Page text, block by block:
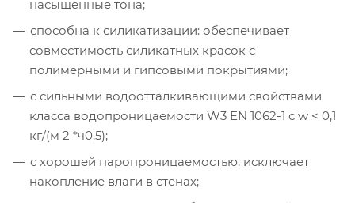
насыщенные тона;
способна к силикатизации: обеспечивает
совместимость силикатных красок с
полимерными и гипсовыми покрытиями;
с сильными водоотталкивающими свойствами
класса водопроницаемости W3 EN 1062-1 с w < 0,1
кг/(м 2 *ч0,5);
с хорошей паропроницаемостью, исключает
накопление влаги в стенах;